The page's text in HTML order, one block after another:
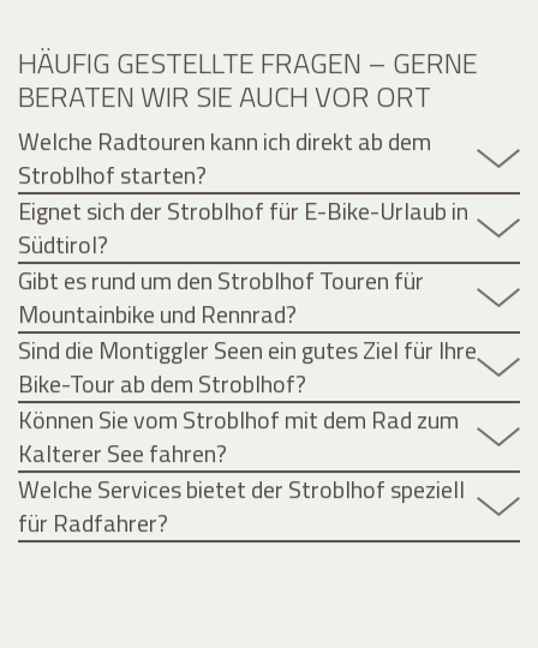
HÄUFIG GESTELLTE FRAGEN – GERNE
BERATEN WIR SIE AUCH VOR ORT
Welche Radtouren kann ich direkt ab dem
Stroblhof starten?
Eignet sich der Stroblhof für E-Bike-Urlaub in
Südtirol?
Gibt es rund um den Stroblhof Touren für
Mountainbike und Rennrad?
Sind die Montiggler Seen ein gutes Ziel für Ihre
Bike-Tour ab dem Stroblhof?
Können Sie vom Stroblhof mit dem Rad zum
Kalterer See fahren?
Welche Services bietet der Stroblhof speziell
für Radfahrer?